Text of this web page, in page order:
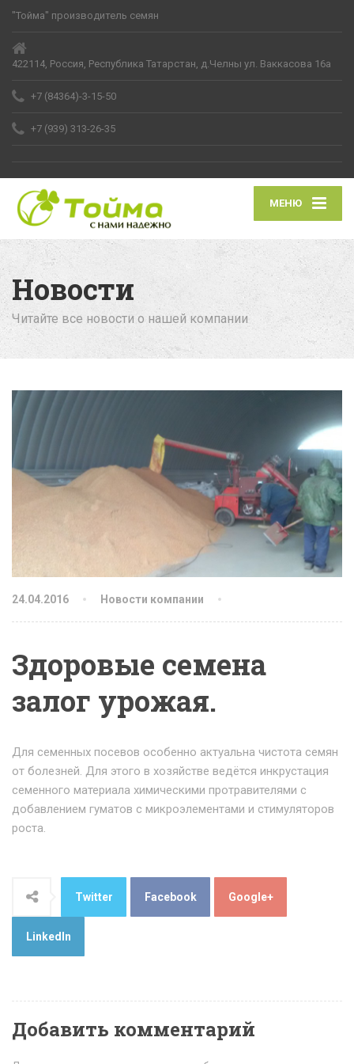
"Тойма" производитель семян
422114, Россия, Республика Татарстан, д.Челны ул. Ваккасова 16а
+7 (84364)-3-15-50
+7 (939) 313-26-35
МЕНЮ
Новости
Читайте все новости о нашей компании
24.04.2016 Новости компании
Здоровые семена
залог урожая.
Для семенных посевов особенно актуальна чистота семян
от болезней. Для этого в хозяйстве ведётся инкрустация
семенного материала химическими протравителями с
добавлением гуматов с микроэлементами и стимуляторов
роста.
Twitter Facebook Google+
LinkedIn
Добавить комментарий